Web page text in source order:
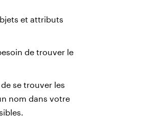
et attributs
de trouver le
se trouver les
nom dans votre